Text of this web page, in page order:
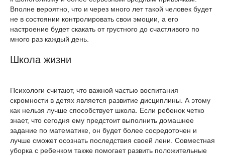
Вполне вероятно, что и через много лет такой человек будет
не в состоянии контролировать свои эмоции, а его
настроение будет скакать от грустного до счастливого по
много раз каждый день.
Школа жизни
Психологи считают, что важной частью воспитания
скромности в детях является развитие дисциплины. А этому
как нельзя лучше способствует школа. Если ребенок четко
знает, что сегодня ему предстоит выполнить домашнее
задание по математике, он будет более сосредоточен и
лучше сможет осознать последствия своей лени. Совместная
уборка с ребенком также помогает развить положительные